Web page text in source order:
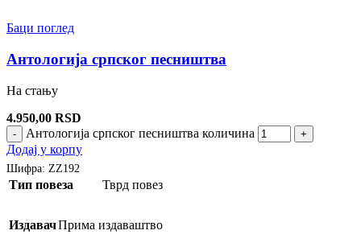
Баци поглед
Антологија српског песништва
На стању
4.950,00 RSD
- Антологија српског песништва количина +
Додај у корпу
Шифра: ZZ192
Тип повеза Тврд повез
ИздавачПрима издаваштво